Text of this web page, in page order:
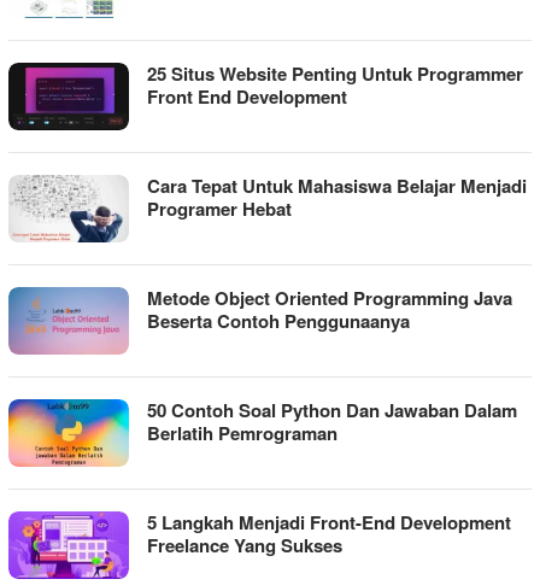
25 Situs Website Penting Untuk Programmer
Front End Development
Cara Tepat Untuk Mahasiswa Belajar Menjadi
Programer Hebat
Metode Object Oriented Programming Java
Beserta Contoh Penggunaanya
50 Contoh Soal Python Dan Jawaban Dalam
Berlatih Pemrograman
5 Langkah Menjadi Front-End Development
Freelance Yang Sukses